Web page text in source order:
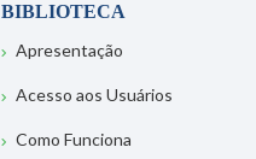
BIBLIOTECA
Apresentação
Acesso aos Usuários
Como Funciona